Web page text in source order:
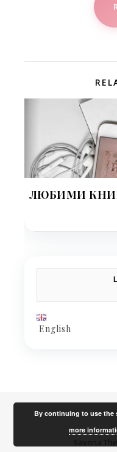
ЛЮБИМИ
English
Savona
By continuing to use the
more